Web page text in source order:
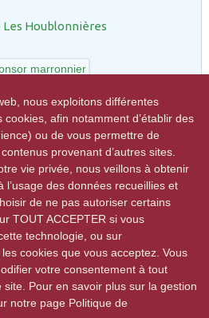
Les Houblonnières
le Marronnier
R-GDS
nous exploitons différentes
afin notamment d’établir des
ou de vous permettre de
provenant d’autres sites.
vie privée, nous veillons à obtenir
des données recueillies et
de ne pas autoriser certains
TOUT ACCEPTER si vous
technologie, ou sur
cookies que vous acceptez. Vous
votre consentement à tout
Pour en savoir plus sur la gestion
notre page Politique de